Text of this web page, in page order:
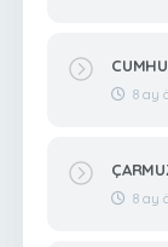
8 ay
8 ay